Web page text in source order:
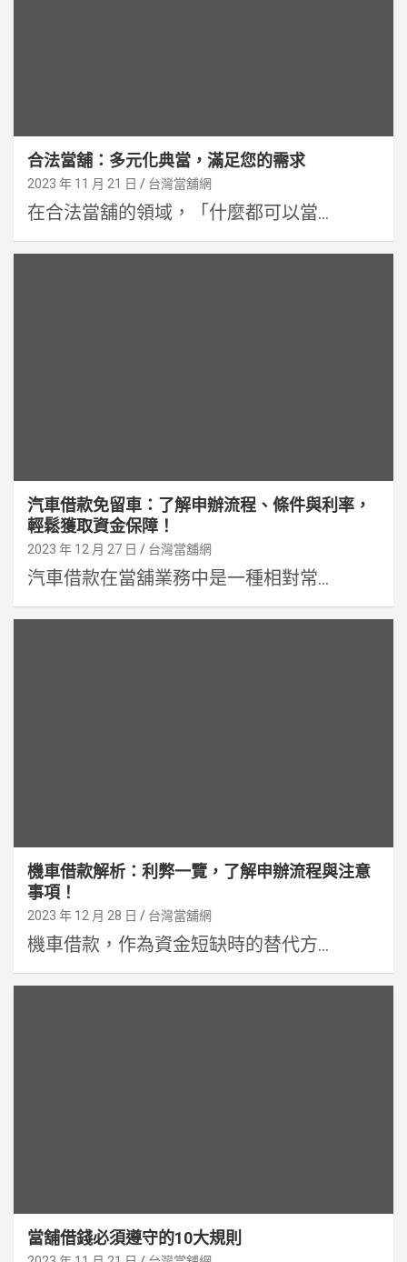
合法當舖：多元化典當，滿足您的需求
2023 年 11 月 21 日 台灣當舖網
在合法當舖的領域，「什麼都可以當...
汽車借款免留車：了解申辦流程、條件與利率，
輕鬆獲取資金保障！
2023 年 12 月 27 日 台灣當舖網
汽車借款在當舖業務中是一種相對常...
機車借款解析：利弊一覽，了解申辦流程與注意
事項！
2023 年 12 月 28 日 台灣當舖網
機車借款，作為資金短缺時的替代方...
當舖借錢必須遵守的10大規則